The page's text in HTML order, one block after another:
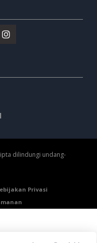
dilindungi undang-
Privasi